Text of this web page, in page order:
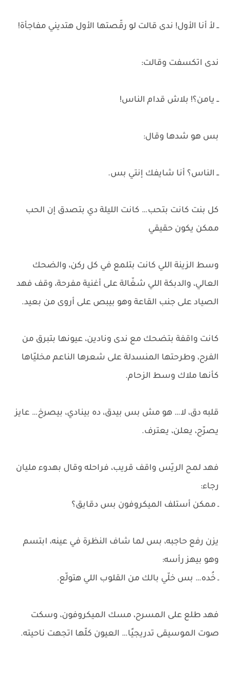
ــ لأ أنا الأول! ندى قالت لو رقّصتها الأول هتديني مفاجأة!
ندى اتكسفت وقالت:
ــ يامن؟! بلاش قدام الناس!
بس هو شدها وقال:
ــ الناس؟ أنا شايفك إنتي بس.
كل بنت كانت بتحب… كانت الليلة دي بتصدق إن الحب
ممكن يكون حقيقي
وسط الزينة اللي كانت بتلمع في كل ركن، والضحك
العالي، والدبكة اللي شغّالة على أغنية مفرحة، وقف فهد
الصياد على جنب القاعة وهو بيبص على أروى من بعيد.
كانت واقفة بتضحك مع ندى ونادين، عيونها بتبرق من
الفرح، وطرحتها المنسدلة على شعرها الناعم مخليّاها
كأنها ملاك وسط الزحام.
قلبه دق، لا… هو مش بس بيدق، ده بينادي، بيصرخ… عايز
يصرّح، يعلن، يعترف.
فهد لمح الريّس واقف قريب، فراحله وقال بهدوء مليان
رجاء:
ـ ممكن أستلف الميكروفون بس دقايق؟
يزن رفع حاجبه، بس لما شاف النظرة في عينه، ابتسم
وهو بيهز رأسه:
ـ خُده… بس خلّي بالك من القلوب اللي هتولّع.
فهد طلع على المسرح، مسك الميكروفون، وسكت
صوت الموسيقى تدريجيًا… العيون كلّها اتجهت ناحيته.